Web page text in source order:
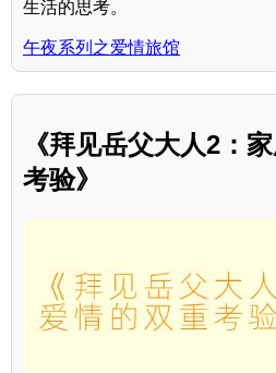
生活的思考。
午夜系列之爱情旅馆
《拜见岳父大人2：
考验》